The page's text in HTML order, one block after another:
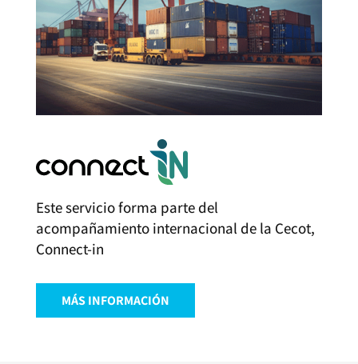
Este servicio forma parte del
acompañamiento internacional de la Cecot,
Connect-in
MÁS INFORMACIÓN